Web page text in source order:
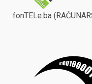
fonTELe.ba